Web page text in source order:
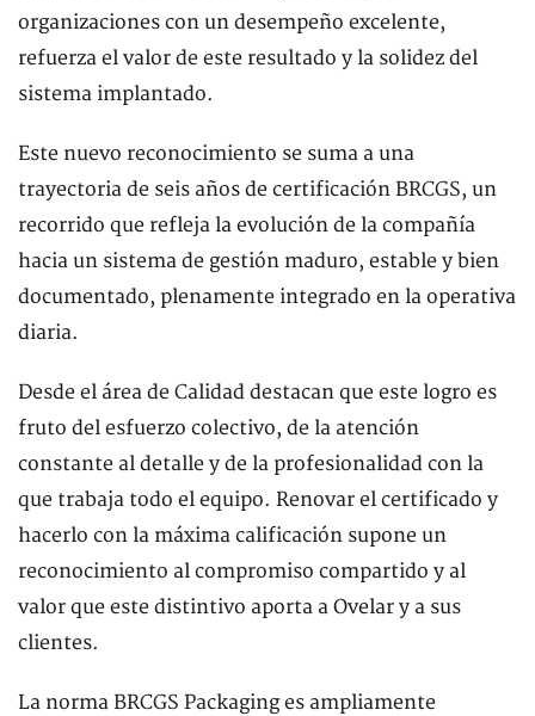
organizaciones con un desempeño excelente,
refuerza el valor de este resultado y la solidez del
sistema implantado.
Este nuevo reconocimiento se suma a una
trayectoria de seis años de certificación BRCGS, un
recorrido que refleja la evolución de la compañía
hacia un sistema de gestión maduro, estable y bien
documentado, plenamente integrado en la operativa
diaria.
Desde el área de Calidad destacan que este logro es
fruto del esfuerzo colectivo, de la atención
constante al detalle y de la profesionalidad con la
que trabaja todo el equipo. Renovar el certificado y
hacerlo con la máxima calificación supone un
reconocimiento al compromiso compartido y al
valor que este distintivo aporta a Ovelar y a sus
clientes.
La norma BRCGS Packaging es ampliamente